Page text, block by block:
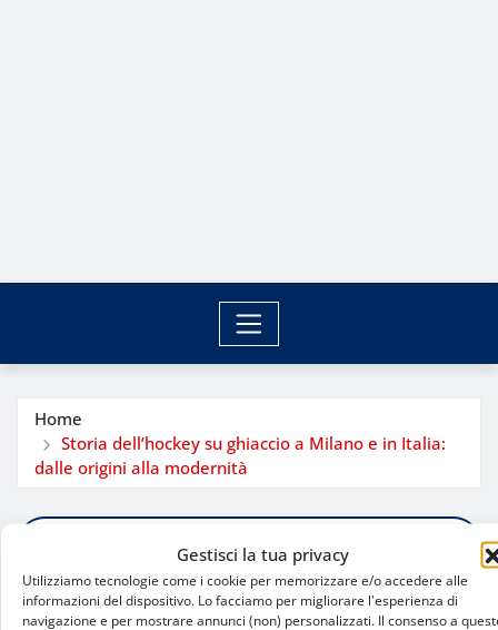
Gestisci la tua privacy
Utilizziamo tecnologie come i cookie per memorizzare e/o accedere alle
informazioni del dispositivo. Lo facciamo per migliorare l'esperienza di
navigazione e per mostrare annunci (non) personalizzati. Il consenso a
Home
Storia dell’hockey su ghiaccio a Milano e in Italia:
dalle origini alla modernità